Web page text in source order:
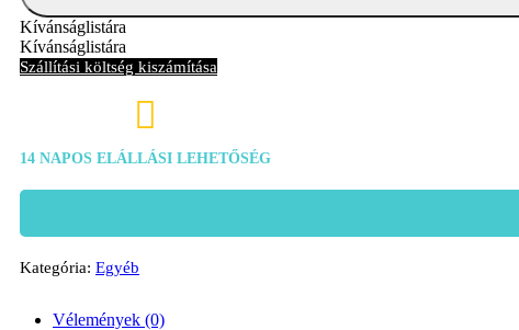
Kívánságlistára
Kívánságlistára
Szállítási költség kiszámítása

14 NAPOS ELÁLLÁSI LEHETŐSÉG
Kategória: Egyéb
Vélemények (0)